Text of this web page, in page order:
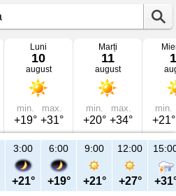
Luni
10
august
min.
+19°
max.
+31°
Marți
11
august
min.
+20°
max.
+34°
min.
+21°
3:00
+21°
6:00
+19°
9:00
+21°
12:00
+27°